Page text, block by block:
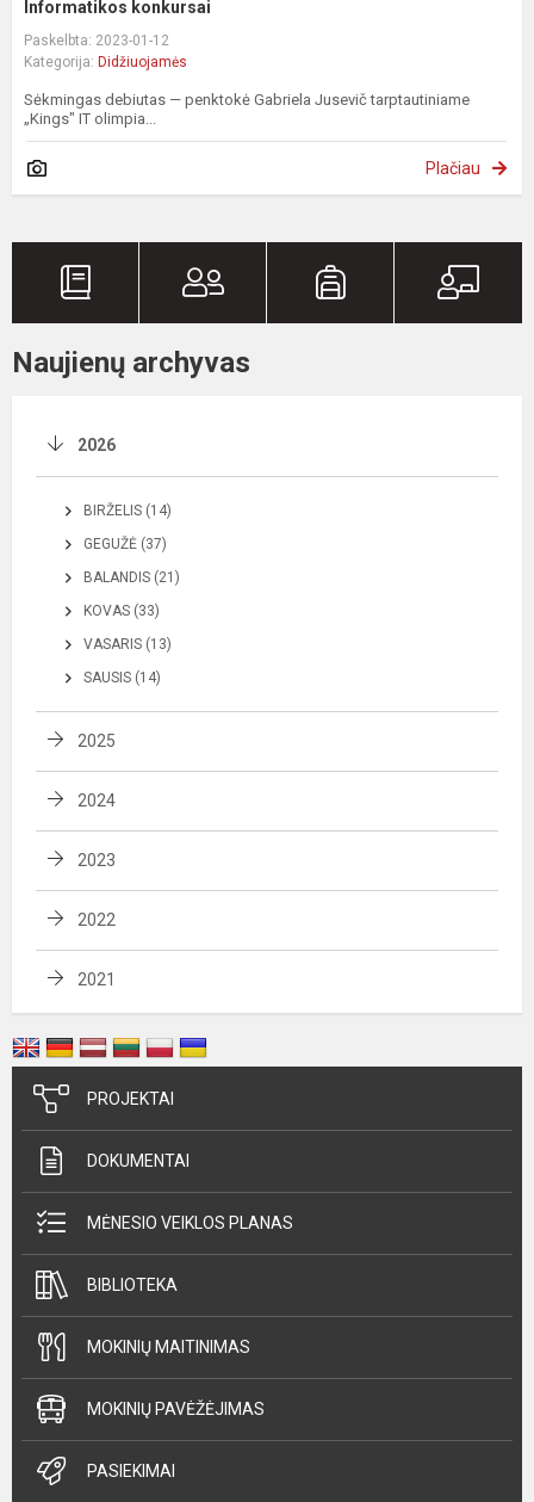
Informatikos konkursai
Paskelbta: 2023-01-12
Kategorija: Didžiuojamės
Sėkmingas debiutas — penktokė Gabriela Jusevič tarptautiniame
„Kings" IT olimpia...
Plačiau
Naujienų archyvas
2026
BIRŽELIS (14)
GEGUŽĖ (37)
BALANDIS (21)
KOVAS (33)
VASARIS (13)
SAUSIS (14)
2025
2024
2023
2022
2021
PROJEKTAI
DOKUMENTAI
MĖNESIO VEIKLOS PLANAS
BIBLIOTEKA
MOKINIŲ MAITINIMAS
MOKINIŲ PAVĖŽĖJIMAS
PASIEKIMAI